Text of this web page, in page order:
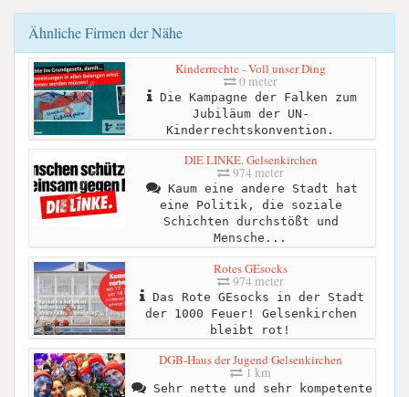
Ähnliche Firmen der Nähe
Kinderrechte - Voll unser Ding
0 meter
Die Kampagne der Falken zum
Jubiläum der UN-
Kinderrechtskonvention.
DIE LINKE. Gelsenkirchen
974 meter
Kaum eine andere Stadt hat
eine Politik, die soziale
Schichten durchstößt und
Mensche...
Rotes GEsocks
974 meter
Das Rote GEsocks in der Stadt
der 1000 Feuer! Gelsenkirchen
bleibt rot!
DGB-Haus der Jugend Gelsenkirchen
1 km
Sehr nette und sehr kompetente